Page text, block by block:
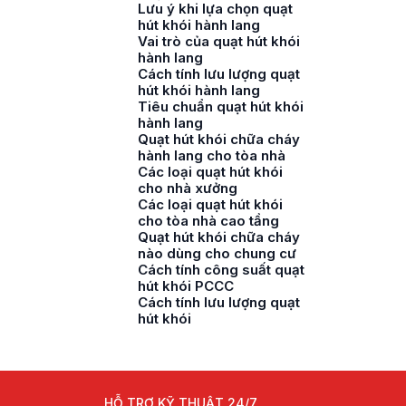
Lưu ý khi lựa chọn quạt
hút khói hành lang
Vai trò của quạt hút khói
hành lang
Cách tính lưu lượng quạt
hút khói hành lang
Tiêu chuẩn quạt hút khói
hành lang
Quạt hút khói chữa cháy
hành lang cho tòa nhà
Các loại quạt hút khói
cho nhà xưởng
Các loại quạt hút khói
cho tòa nhà cao tầng
Quạt hút khói chữa cháy
nào dùng cho chung cư
Cách tính công suất quạt
hút khói PCCC
Cách tính lưu lượng quạt
hút khói
HỖ TRỢ KỸ THUẬT 24/7